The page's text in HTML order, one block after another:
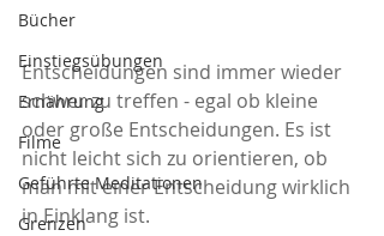
Bücher
Einstiegsübungen
Ernährung
Filme
Geführte Meditationen
Grenzen
Entscheidungen sind immer wieder
schwer zu treffen - egal ob kleine
oder große Entscheidungen. Es ist
nicht leicht sich zu orientieren, ob
man mit einer Entscheidung wirklich
in Einklang ist.